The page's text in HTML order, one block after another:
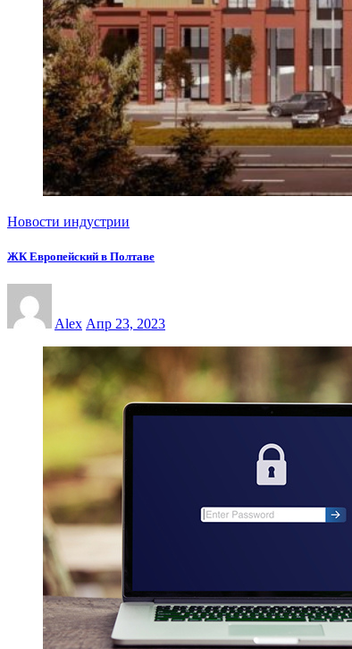
Новости индустрии
ЖК Европейский в Полтаве
Alex Апр 23, 2023